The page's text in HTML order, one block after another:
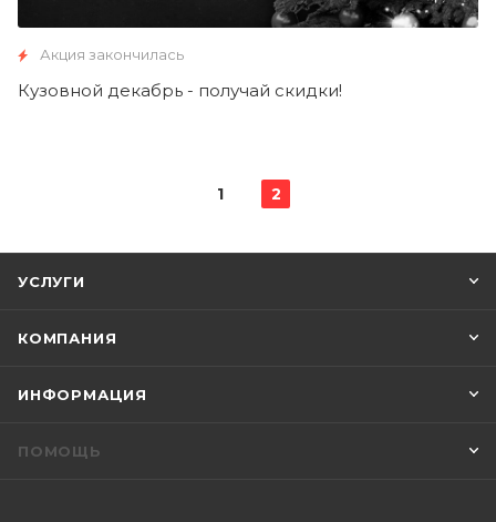
Акция закончилась
Кузовной декабрь - получай скидки!
1 2
УСЛУГИ
КОМПАНИЯ
ИНФОРМАЦИЯ
ПОМОЩЬ